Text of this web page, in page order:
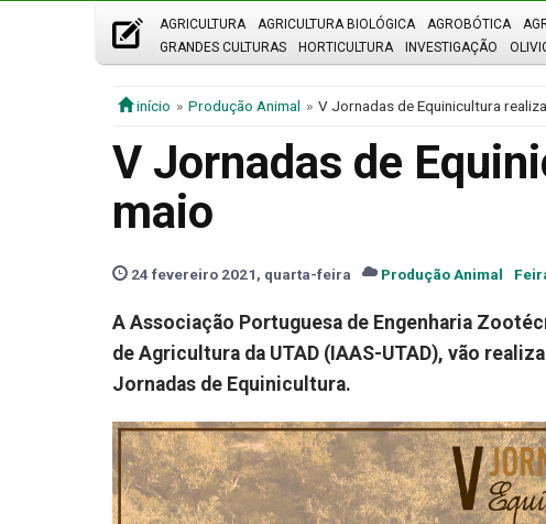
AGRICULTURA AGRICULTURA BIOLÓGICA AGROBÓTICA
GRANDES CULTURAS
HORTICULTURA INVESTIGAÇÃO
início Produção Animal V Jornadas de Equinicultura
V Jornadas de
maio
24 fevereiro 2021, quarta-feira Produção Animal
A Associação Portuguesa de Engenharia
de Agricultura da UTAD (IAAS-UTAD), vão
Jornadas de Equinicultura.